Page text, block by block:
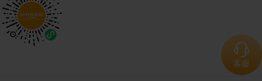
多焙乐黄色星形巧克力
规格: 4块×2.5千克 / 箱
客服